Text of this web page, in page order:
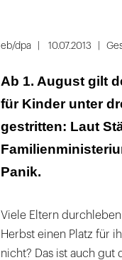
eb/dpa 10.07.2013
Ab 1. August gilt
für Kinder unter
gestritten: Laut
Panik.
Viele Eltern
Herbst einen Platz für
nicht? Das ist auch gut